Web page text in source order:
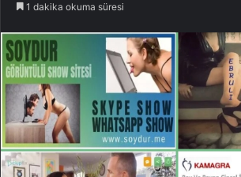
1 dakika okuma süresi